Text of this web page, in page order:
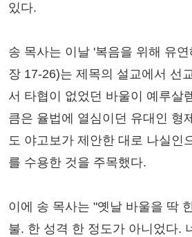
있다.
송 목사는 이날 '복음을 위해 유
장 17-26)는 제목의 설교에서 선
서 타협이 없었던 바울이 예루살
큼은 율법에 열심이던 유대인 형
도 야고보가 제안한 대로 나실인
를 수용한 것을 주목했다.
이에 송 목사는 "옛날 바울을 딱
불. 한 성격 한 정도가 아니었다.